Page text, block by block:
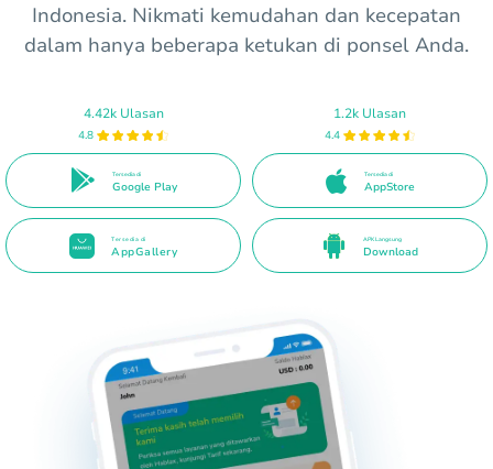
Indonesia. Nikmati kemudahan dan kecepatan
dalam hanya beberapa ketukan di ponsel Anda.
4.42k Ulasan
4.8
Tersedia di
Google Play
1.2k Ulasan
4.4
Tersedia di
AppStore
Tersedia di
AppGallery
APK Langsung
Download